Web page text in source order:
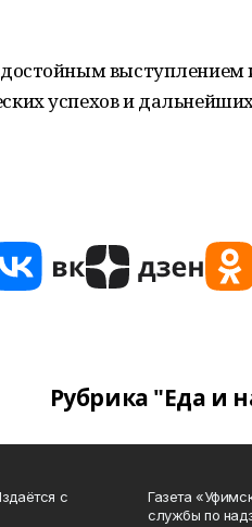
достойным
успехов и
Рубрика "Еда и
с
Газета
службы по